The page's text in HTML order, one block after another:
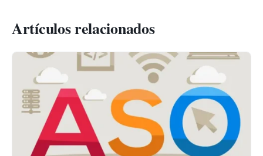
Artículos relacionados